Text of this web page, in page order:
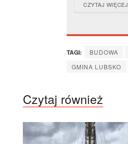
CZYTAJ WIĘCEJ
TAGI: BUDOWA
GMINA LUBSKO
Czytaj również